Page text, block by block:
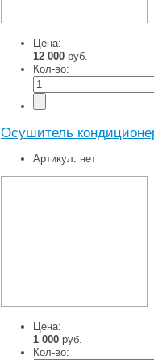
Цена:
12 000 руб.
Кол-во:
Осушитель
Артикул: нет
Цена:
1 000 руб.
Кол-во: